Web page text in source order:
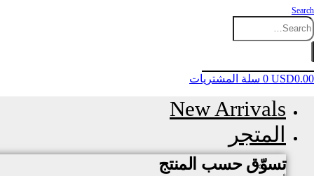
Search
USD0.00
0 سلة المشتريات
New Arrivals
المتجر
تسوّق حسب المنتج